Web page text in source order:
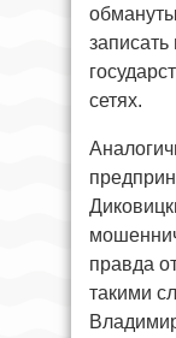
сетях.
правда
такими